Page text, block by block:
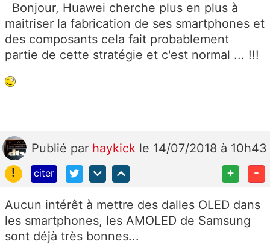
Bonjour, Huawei cherche plus en plus à
maitriser la fabrication de ses smartphones et
des composants cela fait probablement
partie de cette stratégie et c'est normal ... !!!
Publié par haykick le 14/07/2018 à 10h43
!
citer + -
Aucun intérêt à mettre des dalles OLED dans
les smartphones, les AMOLED de Samsung
sont déjà très bonnes...